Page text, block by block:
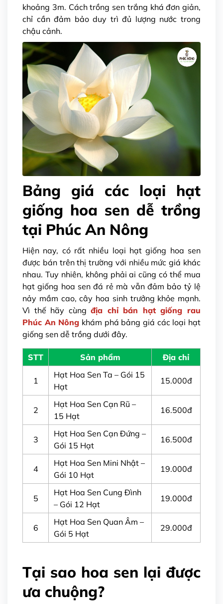
khoảng 3m. Cách trồng sen trắng khá đơn giản,
chỉ cần đảm bảo duy trì đủ lượng nước trong
chậu cảnh.
Bảng giá các loại hạt
giống hoa sen dễ trồng
tại Phúc An Nông
Hiện nay, có rất nhiều loại hạt giống hoa sen
được bán trên thị trường với nhiều mức giá khác
nhau. Tuy nhiên, không phải ai cũng có thể mua
hạt giống hoa sen đá rẻ mà vẫn đảm bảo tỷ lệ
nảy mầm cao, cây hoa sinh trưởng khỏe mạnh.
Vì thế hãy cùngđịa chỉ bán hạt giống rau
Phúc An Nông khám phá bảng giá các loại hạt
giống sen dễ trồng dưới đây.
STT Sản phẩm Địa chỉ
1
Hạt Hoa Sen Ta – Gói 15
Hạt
15.000đ
2
Hạt Hoa Sen Cạn Rũ –
15 Hạt
16.500đ
3
Hạt Hoa Sen Cạn Đứng –
Gói 15 Hạt
16.500đ
4
Hạt Hoa Sen Mini Nhật –
Gói 10 Hạt
19.000đ
5
Hạt Hoa Sen Cung Đình
– Gói 12 Hạt
19.000đ
6
Hạt Hoa Sen Quan Âm –
Gói 5 Hạt
29.000đ
Tại sao hoa sen lại được
ưa chuộng?